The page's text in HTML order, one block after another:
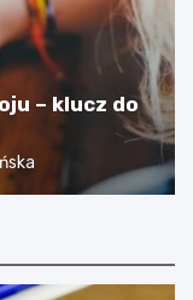
– klucz do